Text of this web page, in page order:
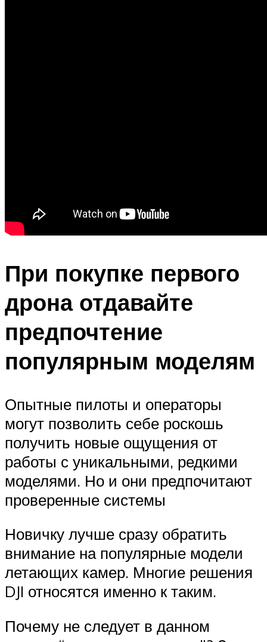
При покупке первого
дрона отдавайте
предпочтение
популярным моделям
Опытные пилоты и операторы
могут позволить себе роскошь
получить новые ощущения от
работы с уникальными, редкими
моделями. Но и они предпочитают
проверенные системы
Новичку лучше сразу обратить
внимание на популярные модели
летающих камер. Многие решения
DJI относятся именно к таким.
Почему не следует в данном